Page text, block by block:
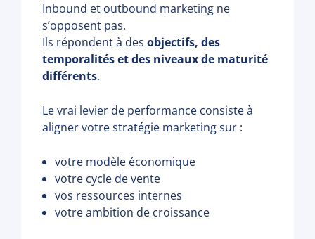
Inbound et outbound marketing ne
s’opposent pas.
Ils répondent à des objectifs, des
temporalités et des niveaux de maturité
différents.
Le vrai levier de performance consiste à
aligner votre stratégie marketing sur :
votre modèle économique
votre cycle de vente
vos ressources internes
votre ambition de croissance